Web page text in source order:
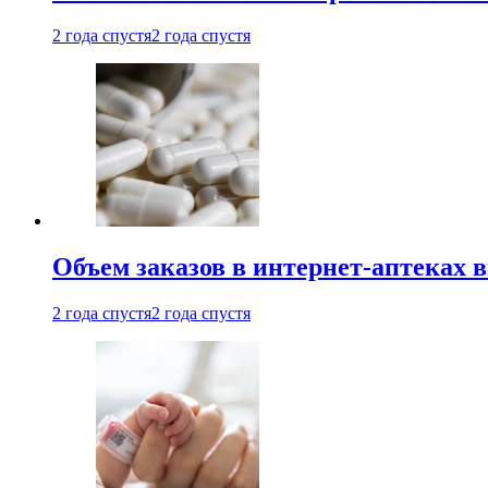
2 года спустя2 года спустя
Объем заказов в интернет-аптеках
2 года спустя2 года спустя